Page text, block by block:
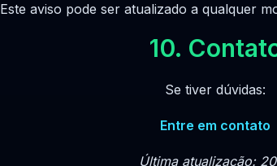
Este aviso pode ser atualizado a qualquer
10.
Se tiver dúvidas:
Entre em contato
Última atualização: